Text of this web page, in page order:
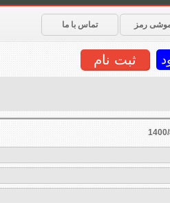
رمز تماس با ما
ثبت نام